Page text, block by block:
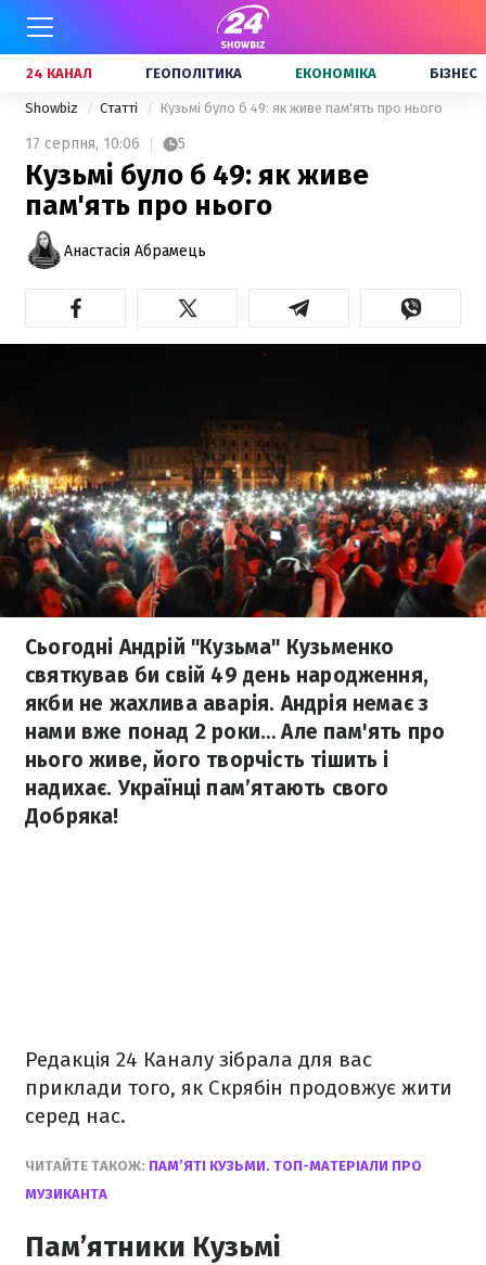
24 КАНАЛ ГЕОПОЛІТИКА ЕКОНОМІКА БІЗНЕС
Showbiz Статті Кузьмі було б 49: як живе пам'ять про нього
17 серпня, 10:06 5
Кузьмі було б 49: як живе
пам'ять про нього
Анастасія Абрамець
Сьогодні Андрій "Кузьма" Кузьменко
святкував би свій 49 день народження,
якби не жахлива аварія. Андрія немає з
нами вже понад 2 роки… Але пам'ять про
нього живе, його творчість тішить і
надихає. Українці пам’ятають свого
Добряка!
Редакція 24 Каналу зібрала для вас
приклади того, як Скрябін продовжує жити
серед нас.
ЧИТАЙТЕ ТАКОЖ: ПАМ’ЯТІ КУЗЬМИ. ТОП-МАТЕРІАЛИ ПРО
МУЗИКАНТА
Пам’ятники Кузьмі